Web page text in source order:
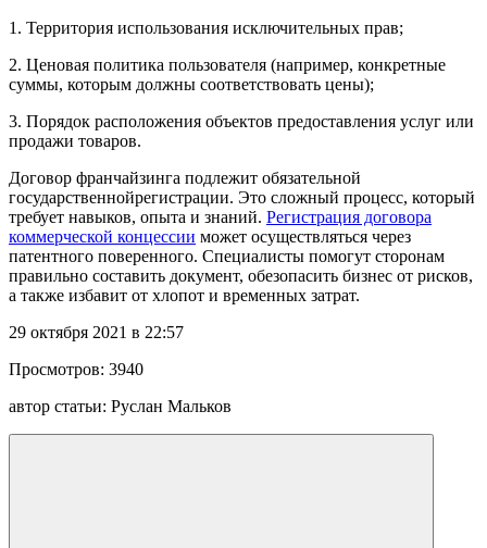
1. Территория использования исключительных прав;
2. Ценовая политика пользователя (например, конкретные
суммы, которым должны соответствовать цены);
3. Порядок расположения объектов предоставления услуг или
продажи товаров.
Договор франчайзинга подлежит обязательной
государственнойрегистрации. Это сложный процесс, который
требует навыков, опыта и знаний. Регистрация договора
коммерческой концессии может осуществляться через
патентного поверенного. Специалисты помогут сторонам
правильно составить документ, обезопасить бизнес от рисков,
а также избавит от хлопот и временных затрат.
29 октября 2021 в 22:57
Просмотров: 3940
автор статьи: Руслан Мальков